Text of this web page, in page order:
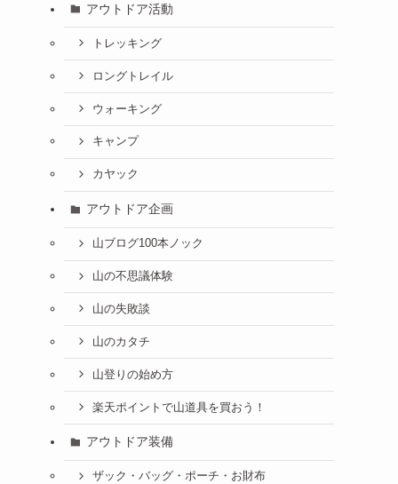
アウトドア活動
トレッキング
ロングトレイル
ウォーキング
キャンプ
カヤック
アウトドア企画
山ブログ100本ノック
山の不思議体験
山の失敗談
山のカタチ
山登りの始め方
楽天ポイントで山道具を買おう！
アウトドア装備
ザック・バッグ・ポーチ・お財布